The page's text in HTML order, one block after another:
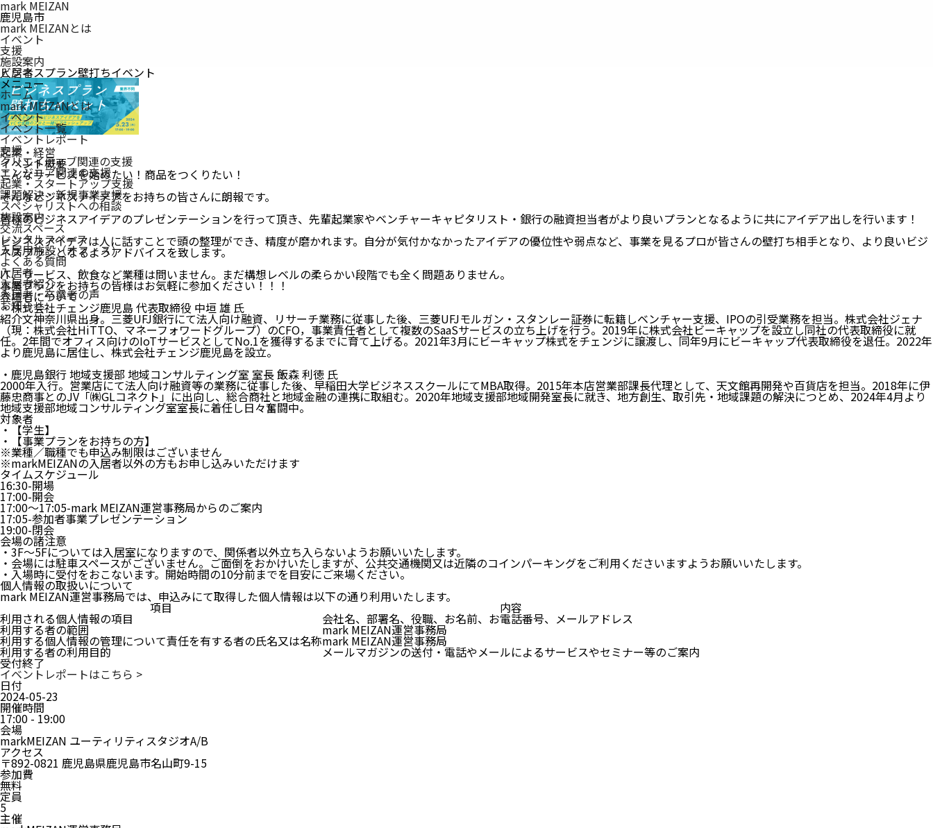
mark MEIZAN
鹿児島市
mark MEIZANとは
イベント
支援
施設案内
入居者
メニュー
ホーム
mark MEIZANとは
イベント
イベント一覧
イベントレポート
支援
クリエイティブ関連の支援
エンジニア関連の支援
起業・スタートアップ支援
課題解決・新規事業支援
スペシャリストへの相談
施設案内
交流スペース
レンタルスペース
入居用施設（オフィス）
よくある質問
入居者
入居者紹介
入居者・卒業者の声
お知らせ
ビジネスプラン壁打ちイベント
起業・経営
イベント概要
こんなサービスを始めたい！商品をつくりたい！
そんなビジネスアイデアをお持ちの皆さんに朗報です。
皆様のビジネスアイデアのプレゼンテーションを行って頂き、先輩起業家やベンチャーキャピタリスト・銀行の融資担当者がより良いプランとなるように共にアイデア出しを行います！
ビジネスアイデアは人に話すことで頭の整理ができ、精度が磨かれます。自分が気付かなかったアイデアの優位性や弱点など、事業を見るプロが皆さんの壁打ち相手となり、より良いビジ
ネスプランとなるようアドバイスを致します。
IT、サービス、飲食など業種は問いません。まだ構想レベルの柔らかい段階でも全く問題ありません。
事業プランをお持ちの皆様はお気軽に参加ください！！！
登壇者について
・株式会社チェンジ鹿児島 代表取締役 中垣 雄 氏
紹介文神奈川県出身。三菱UFJ銀行にて法人向け融資、リサーチ業務に従事した後、三菱UFJモルガン・スタンレー証券に転籍しベンチャー支援、IPOの引受業務を担当。株式会社ジェナ
（現：株式会社HiTTO、マネーフォワードグループ）のCFO，事業責任者として複数のSaaSサービスの立ち上げを行う。2019年に株式会社ビーキャップを設立し同社の代表取締役に就
任。2年間でオフィス向けのIoTサービスとしてNo.1を獲得するまでに育て上げる。2021年3月にビーキャップ株式をチェンジに譲渡し、同年9月にビーキャップ代表取締役を退任。2022年
より鹿児島に居住し、株式会社チェンジ鹿児島を設立。
・鹿児島銀行 地域支援部 地域コンサルティング室 室長 飯森 利徳 氏
2000年入行。営業店にて法人向け融資等の業務に従事した後、早稲田大学ビジネススクールにてMBA取得。2015年本店営業部課長代理として、天文館再開発や百貨店を担当。2018年に伊
藤忠商事とのJV「㈱GLコネクト」に出向し、総合商社と地域金融の連携に取組む。2020年地域支援部地域開発室長に就き、地方創生、取引先・地域課題の解決につとめ、2024年4月より
地域支援部地域コンサルティング室室長に着任し日々奮闘中。
対象者
・【学生】
・【事業プランをお持ちの方】
※業種／職種でも申込み制限はございません
※markMEIZANの入居者以外の方もお申し込みいただけます
タイムスケジュール
16:30-開場
17:00-開会
17:00～17:05-mark MEIZAN運営事務局からのご案内
17:05-参加者事業プレゼンテーション
19:00-閉会
会場の諸注意
・3F～5Fについては入居室になりますので、関係者以外立ち入らないようお願いいたします。
・会場には駐車スペースがございません。ご面倒をおかけいたしますが、公共交通機関又は近隣のコインパーキングをご利用くださいますようお願いいたします。
・入場時に受付をおこないます。開始時間の10分前までを目安にご来場ください。
個人情報の取扱いについて
mark MEIZAN運営事務局では、申込みにて取得した個人情報は以下の通り利用いたします。
項目 内容
利用される個人情報の項目 会社名、部署名、役職、お名前、お電話番号、メールアドレス
利用する者の範囲 mark MEIZAN運営事務局
利用する個人情報の管理について責任を有する者の氏名又は名称mark MEIZAN運営事務局
利用する者の利用目的 メールマガジンの送付・電話やメールによるサービスやセミナー等のご案内
受付終了
イベントレポートはこちら >
日付
2024-05-23
開催時間
17:00 - 19:00
会場
markMEIZAN ユーティリティスタジオA/B
アクセス
〒892-0821 鹿児島県鹿児島市名山町9-15
参加費
無料
定員
5
主催